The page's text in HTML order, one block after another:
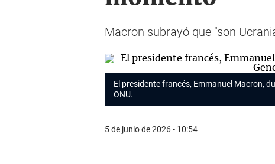
Macron subrayó que "son
El presidente francés, Emmanuel Macron,
ONU.
5 de junio de 2026 - 10:54